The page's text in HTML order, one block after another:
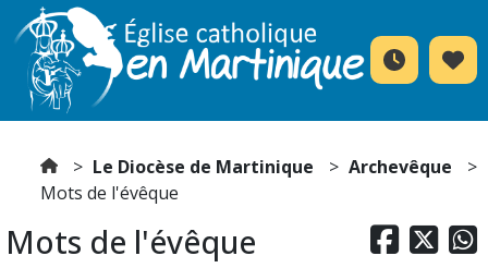
Le Diocèse de Martinique
Archevêque
Mots de l'évêque
  
Mots de l'évêque